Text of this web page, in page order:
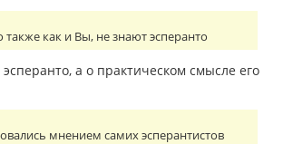
как и Вы, не знают эсперанто
а о практическом смысле его
мнением самих эсперантистов